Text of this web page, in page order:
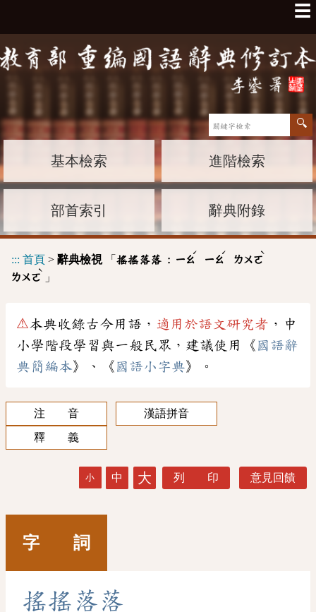
☰
基本檢索 進階檢索
部首索引 辭典附錄
::: 首頁 > 辭典檢視「 搖搖落落 : ㄧㄠ
ˊ
ㄧㄠ
ˊ
ㄌㄨㄛ
ˋ
ㄌㄨㄛ
ˋ
」
⚠本典收錄古今用語， 適用於語文研究者 ，中
小學階段學習與一般民眾，建議使用《 國語辭
典簡編本》、《 國語小字典》。
注 音
漢語拼音
釋 義
小 中 大 列 印 意見回饋
字 詞
搖搖 落落